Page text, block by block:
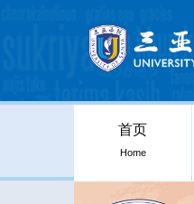
首页
Home